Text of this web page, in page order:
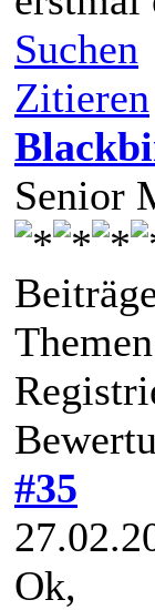
Suchen
Zitieren
Senior
#35
Ok,